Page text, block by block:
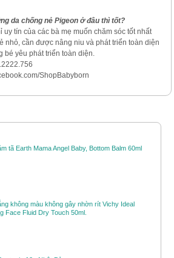
da chống nẻ Pigeon ở đâu thì tốt?
uy tín của các bà mẹ muốn chăm sóc tốt nhất
nhỏ, cần được nâng niu và phát triển toàn diện
bé yêu phát triển toàn diện.
ShopBabyborn
tã Earth Mama Angel Baby, Bottom Balm 60ml
không màu không gây nhờn rít Vichy Ideal
Face Fluid Dry Touch 50ml.